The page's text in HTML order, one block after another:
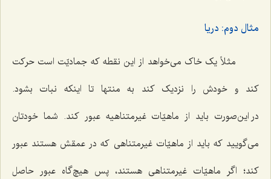
مثال دوم: دریا
مثلاً یک خاک می‌خواهد از این نقطه که جمادیّت است حرکت
کند و خودش را نزدیک کند به منتها تا اینکه نبات بشود.
در این‌صورت باید از ماهیّات غیرمتناهیه عبور کند. شما خودتان
می‌گویید که باید از ماهیّات غیرمتناهی که در عمقش هستند عبور
کند؛ اگر ماهیّات غیرمتناهی هستند، پس هیچ‌گاه عبور حاصل